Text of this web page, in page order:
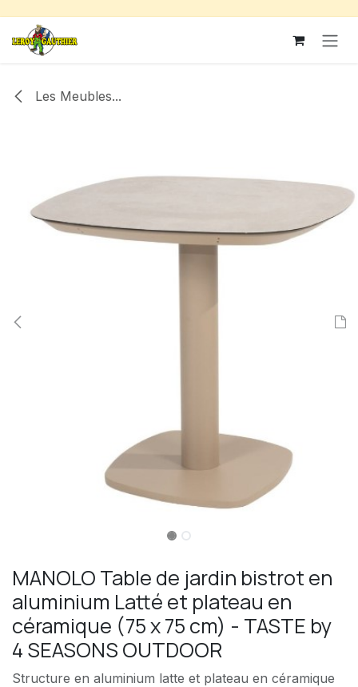
Se rendre au contenu
Les Meubles...
MANOLO Table de jardin bistrot en
aluminium Latté et plateau en
céramique (75 x 75 cm) - TASTE by
4 SEASONS OUTDOOR
Structure en aluminium latte et plateau en céramique